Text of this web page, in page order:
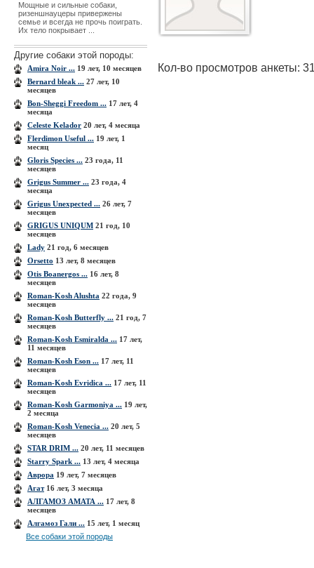
Мощные и сильные собаки,
ризеншнауцеры привержены
семье и всегда не прочь поиграть.
Их тело покрывает ...
Другие собаки этой породы:
Amira Noir ... 19 лет, 10 месяцев
Bernard bleak ... 27 лет, 10
месяцев
Bon-Sheggi Freedom ... 17 лет, 4
месяца
Celeste Kelador 20 лет, 4 месяца
Flerdimon Useful ... 19 лет, 1
месяц
Gloris Species ... 23 года, 11
месяцев
Grigus Summer ... 23 года, 4
месяца
Grigus Unexpected ... 26 лет, 7
месяцев
GRIGUS UNIQUM 21 год, 10
месяцев
Lady 21 год, 6 месяцев
Orsetto 13 лет, 8 месяцев
Otis Boanergos ... 16 лет, 8
месяцев
Roman-Kosh Alushta 22 года, 9
месяцев
Roman-Kosh Butterfly ... 21 год, 7
месяцев
Roman-Kosh Esmiralda ... 17 лет,
11 месяцев
Roman-Kosh Eson ... 17 лет, 11
месяцев
Roman-Kosh Evridica ... 17 лет, 11
месяцев
Roman-Kosh Garmoniya ... 19 лет,
2 месяца
Roman-Kosh Venecia ... 20 лет, 5
месяцев
STAR DRIM ... 20 лет, 11 месяцев
Starry Spark ... 13 лет, 4 месяца
Аврора 19 лет, 7 месяцев
Агат16 лет, 3 месяца
АЛГАМОЗ АМАТА ... 17 лет, 8
месяцев
Алгамоз Гали ... 15 лет, 1 месяц
Все собаки этой породы
Кол-во просмотров анкеты: